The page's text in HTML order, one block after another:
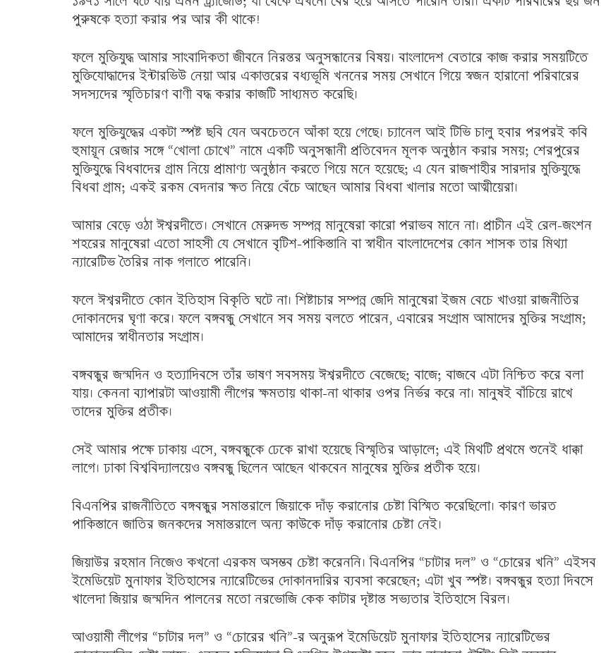
পুরুষকে হত্যা করার পর আর কী থাকে!
ফলে মুক্তিযুদ্ধ আমার সাংবাদিকতা জীবনে নিরন্তর অনুসন্ধানের বিষয়। বাংলাদেশ বেতারে কাজ করার সময়টিতে
মুক্তিযোদ্ধাদের ইন্টারভিউ নেয়া আর একাত্তরের বধ্যভূমি খননের সময় সেখানে গিয়ে স্বজন হারানো পরিবারের
সদস্যদের স্মৃতিচারণ বাণী বদ্ধ করার কাজটি সাধ্যমত করেছি।
ফলে মুক্তিযুদ্ধের একটা স্পষ্ট ছবি যেন অবচেতনে আঁকা হয়ে গেছে। চ্যানেল আই টিভি চালু হবার পরপরই কবি
হুমায়ূন রেজার সঙ্গে “খোলা চোখে” নামে একটি অনুসন্ধানী প্রতিবেদন মূলক অনুষ্ঠান করার সময়; শেরপুরের
মুক্তিযুদ্ধে বিধবাদের গ্রাম নিয়ে প্রামাণ্য অনুষ্ঠান করতে গিয়ে মনে হয়েছে; এ যেন রাজশাহীর সারদার মুক্তিযুদ্ধে
বিধবা গ্রাম; একই রকম বেদনার ক্ষত নিয়ে বেঁচে আছেন আমার বিধবা খালার মতো আত্মীয়েরা।
আমার বেড়ে ওঠা ঈশ্বরদীতে। সেখানে মেরুদন্ড সম্পন্ন মানুষেরা কারো পরাভব মানে না। প্রাচীন এই রেল-জংশন
শহরের মানুষেরা এতো সাহসী যে সেখানে বৃটিশ-পাকিস্তানি বা স্বাধীন বাংলাদেশের কোন শাসক তার মিথ্যা
ন্যারেটিভ তৈরির নাক গলাতে পারেনি।
ফলে ঈশ্বরদীতে কোন ইতিহাস বিকৃতি ঘটে না। শিষ্টাচার সম্পন্ন জেদি মানুষেরা ইজম বেচে খাওয়া রাজনীতির
দোকানদের ঘৃণা করে। ফলে বঙ্গবন্ধু সেখানে সব সময় বলতে পারেন, এবারের সংগ্রাম আমাদের মুক্তির সংগ্রাম;
আমাদের স্বাধীনতার সংগ্রাম।
বঙ্গবন্ধুর জন্মদিন ও হত্যাদিবসে তাঁর ভাষণ সবসময় ঈশ্বরদীতে বেজেছে; বাজে; বাজবে এটা নিশ্চিত করে বলা
যায়। কেননা ব্যাপারটা আওয়ামী লীগের ক্ষমতায় থাকা-না থাকার ওপর নির্ভর করে না। মানুষই বাঁচিয়ে রাখে
তাদের মুক্তির প্রতীক।
সেই আমার পক্ষে ঢাকায় এসে, বঙ্গবন্ধুকে ঢেকে রাখা হয়েছে বিস্মৃতির আড়ালে; এই মিথটি প্রথমে শুনেই ধাক্কা
লাগে। ঢাকা বিশ্ববিদ্যালয়েও বঙ্গবন্ধু ছিলেন আছেন থাকবেন মানুষের মুক্তির প্রতীক হয়ে।
বিএনপির রাজনীতিতে বঙ্গবন্ধুর সমান্তরালে জিয়াকে দাঁড় করানোর চেষ্টা বিস্মিত করেছিলো। কারণ ভারত
পাকিস্তানে জাতির জনকদের সমান্তরালে অন্য কাউকে দাঁড় করানোর চেষ্টা নেই।
জিয়াউর রহমান নিজেও কখনো এরকম অসম্ভব চেষ্টা করেননি। বিএনপির “চাটার দল” ও “চোরের খনি” এইসব
ইমেডিয়েট মুনাফার ইতিহাসের ন্যারেটিভের দোকানদারির ব্যবসা করেছেন; এটা খুব স্পষ্ট। বঙ্গবন্ধুর হত্যা দিবসে
খালেদা জিয়ার জন্মদিন পালনের মতো নরভোজি কেক কাটার দৃষ্টান্ত সভ্যতার ইতিহাসে বিরল।
আওয়ামী লীগের “চাটার দল” ও “চোরের খনি”-র অনুরূপ ইমেডিয়েট মুনাফার ইতিহাসের ন্যারেটিভের